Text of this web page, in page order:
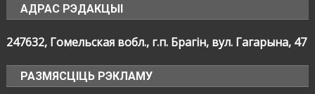
АДРАС РЭДАКЦЫІ
247632, Гомельская вобл., г.п. Брагін, вул. Гагарына, 47
РАЗМЯСЦІЦЬ РЭКЛАМУ